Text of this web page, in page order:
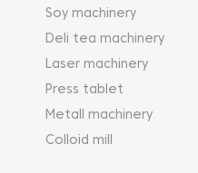
Soy machinery
Deli tea machinery
Laser machinery
Press tablet
Metall machinery
Colloid mill